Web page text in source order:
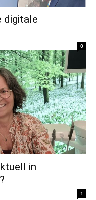
digitale
0
in
1